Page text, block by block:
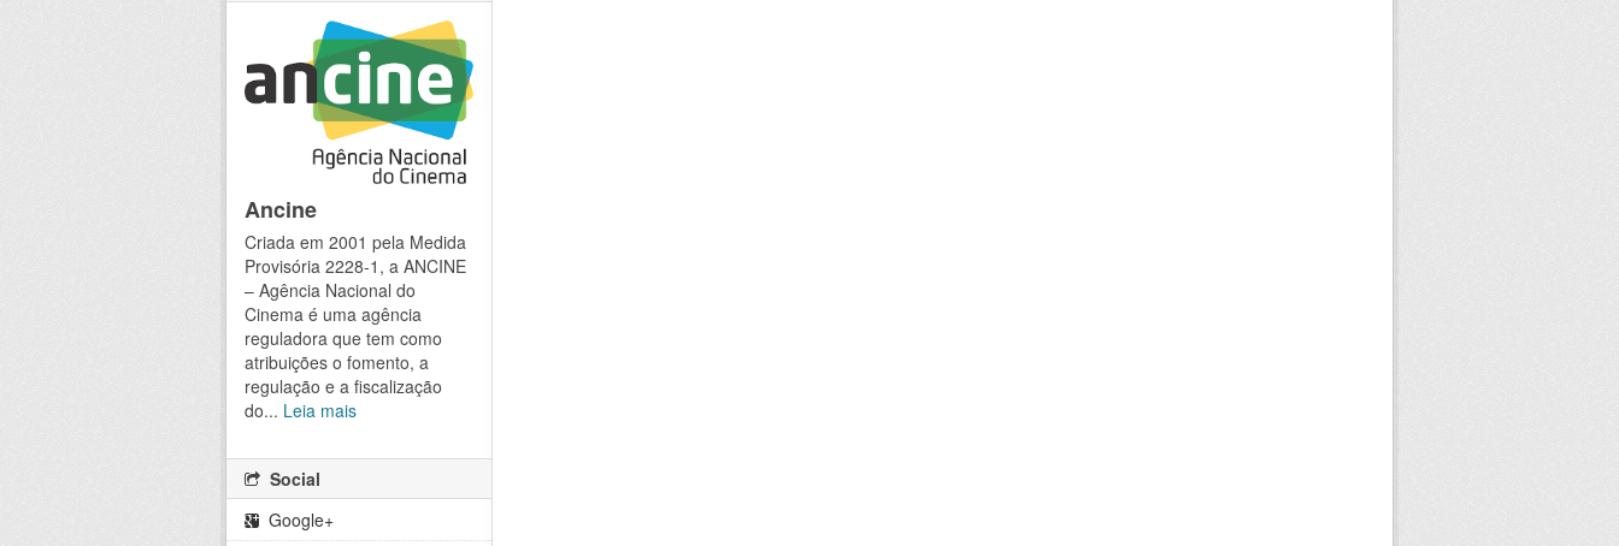
Ancine
Criada em 2001 pela Medida
Provisória 2228-1, a ANCINE
– Agência Nacional do
Cinema é uma agência
reguladora que tem como
atribuições o fomento, a
regulação e a fiscalização
do... Leia mais
Social
Google+